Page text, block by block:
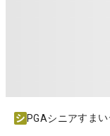
PGAシニアすま